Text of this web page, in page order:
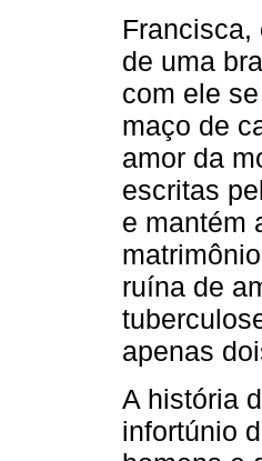
Francisca,
de uma
com ele
maço de
amor da
escritas
e mantém
ruína de
apenas
A história
infortúnio